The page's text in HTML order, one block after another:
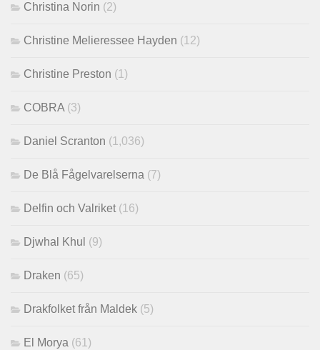
Christina Norin (2)
Christine Melieressee Hayden (12)
Christine Preston (1)
COBRA(3)
Daniel Scranton (1,036)
De Blå Fågelvarelserna (7)
Delfin och Valriket(16)
Djwhal Khul (9)
Draken (65)
Drakfolket från Maldek (5)
El Morya (61)